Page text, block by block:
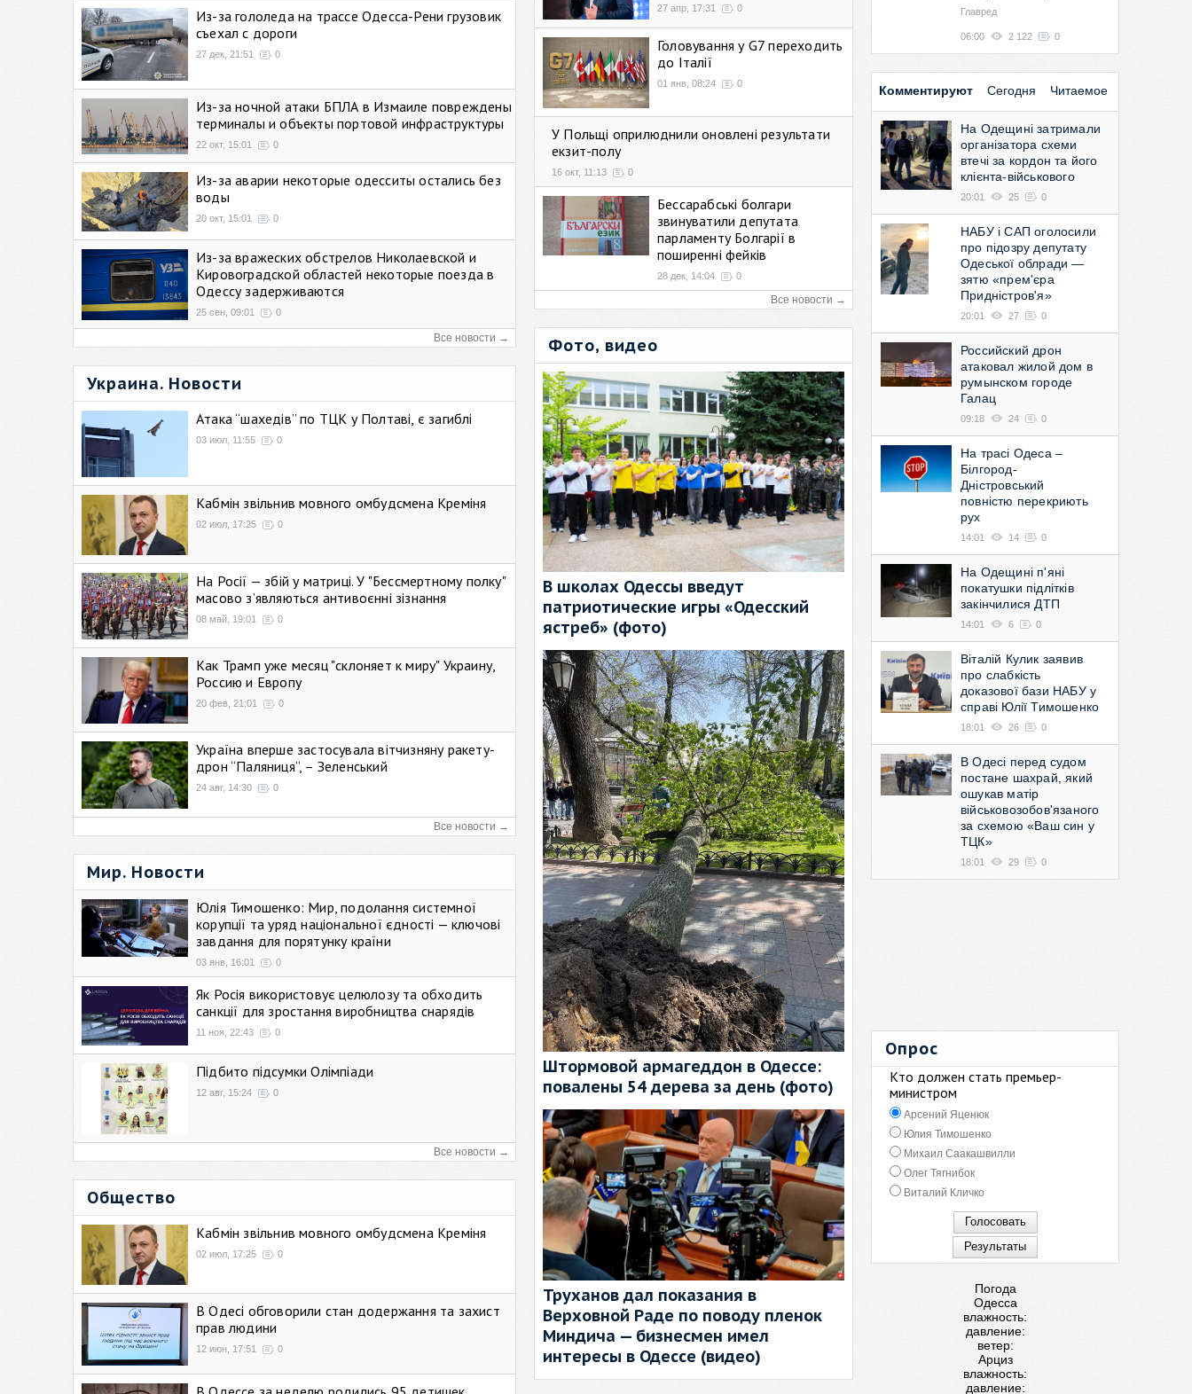
Из-за гололеда на трассе Одесса-Рени грузовик
съехал с дороги
27 дек, 21:51 0
Из-за ночной атаки БПЛА в Измаиле повреждены
терминалы и объекты портовой инфраструктуры
22 окт, 15:01 0
Из-за аварии некоторые одесситы остались без
воды
20 окт, 15:01 0
Из-за вражеских обстрелов Николаевской и
Кировоградской областей некоторые поезда в
Одессу задерживаются
25 сен, 09:01 0
Все новости →
Украина. Новости
Атака “шахедів” по ТЦК у Полтаві, є загиблі
03 июл, 11:55 0
Кабмін звільнив мовного омбудсмена Креміня
02 июл, 17:25 0
На Росії — збій у матриці. У "Бессмертному полку"
масово зʼявляються антивоєнні зізнання
08 май, 19:01 0
Как Трамп уже месяц "склоняет к миру" Украину,
Россию и Европу
20 фев, 21:01 0
Україна вперше застосувала вітчизняну ракету-
дрон “Паляниця”, – Зеленський
24 авг, 14:30 0
Все новости →
Мир. Новости
Юлія Тимошенко: Мир, подолання системної
корупції та уряд національної єдності — ключові
завдання для порятунку країни
03 янв, 16:01 0
Як Росія використовує целюлозу та обходить
санкції для зростання виробництва снарядів
11 ноя, 22:43 0
Підбито підсумки Олімпіади
12 авг, 15:24 0
Все новости →
Общество
Кабмін звільнив мовного омбудсмена Креміня
02 июл, 17:25 0
В Одесі обговорили стан додержання та захист
прав людини
12 июн, 17:51 0
27 апр, 17:31 0
Головування у G7 переходить
до Італії
01 янв, 08:24 0
У Польщі оприлюднили оновлені результати
екзит-полу
16 окт, 11:13 0
Бессарабські болгари
звинуватили депутата
парламенту Болгарії в
поширенні фейків
28 дек, 14:04 0
Все новости →
Фото, видео
В школах Одессы введут
патриотические игры «Одесский
ястреб» (фото)
Штормовой армагеддон в Одессе:
повалены 54 дерева за день (фото)
Труханов дал показания в
Верховной Раде по поводу пленок
Миндича — бизнесмен имел
интересы в Одессе (видео)
Главред
06:00 2 122 0
Комментируют Сегодня Читаемое
На Одещині затримали
організатора схеми
втечі за кордон та його
клієнта-військового
20:01 25 0
НАБУ і САП оголосили
про підозру депутату
Одеської облради —
зятю «прем'єра
Придністров'я»
20:01 27 0
Российский дрон
атаковал жилой дом в
румынском городе
Галац
09:18 24 0
На трасі Одеса –
Білгород-
Дністровський
повністю перекриють
рух
14:01 14 0
На Одещині п'яні
покатушки підлітків
закінчилися ДТП
14:01 6 0
Віталій Кулик заявив
про слабкість
доказової бази НАБУ у
справі Юлії Тимошенко
18:01 26 0
В Одесі перед судом
постане шахрай, який
ошукав матір
військовозобов'язаного
за схемою «Ваш син у
ТЦК»
18:01 29 0
Опрос
Кто должен стать премьер-
министром
Арсений Яценюк
Юлия Тимошенко
Михаил Саакашвилли
Олег Тягнибок
Виталий Кличко
Погода
Одесса
влажность:
давление:
ветер:
Арциз
влажность:
давление: